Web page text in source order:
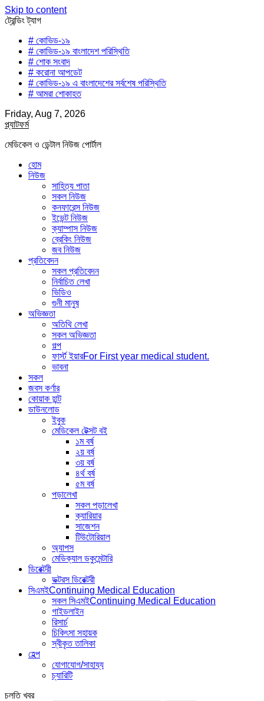
Skip to content
ট্রেন্ডিং ট্যাগ
# কোভিড-১৯
# কোভিড-১৯ বাংলাদেশ পরিস্থিতি
# শোক সংবাদ
# করোনা আপডেট
# কোভিড-১৯ এ বাংলাদেশের সর্বশেষ পরিস্থিতি
# আমরা শোকাহত
Friday, Aug 7, 2026
প্ল্যাটফর্ম
মেডিকেল ও ডেন্টাল নিউজ পোর্টাল
হোম
নিউজ
সাহিত্য পাতা
সকল নিউজ
কনফারেন্স নিউজ
ইভেন্ট নিউজ
ক্যাম্পাস নিউজ
ব্রেকিং নিউজ
জব নিউজ
প্রতিবেদন
সকল প্রতিবেদন
নির্বাচিত লেখা
ভিডিও
গুনী মানুষ
অভিজ্ঞতা
অতিথি লেখা
সকল অভিজ্ঞতা
গল্প
ফার্স্ট ইয়ারFor First year medical student.
ভাবনা
সকল
জবস কর্ণার
কোয়াক হান্ট
ডাউনলোড
ইবুক
মেডিকেল টেক্সট বই
১ম বর্ষ
২য় বর্ষ
৩য় বর্ষ
৪র্থ বর্ষ
৫ম বর্ষ
পড়ালেখা
সকল পড়ালেখা
ক্যারিয়ার
সাজেশন
টিউটোরিয়াল
অ্যাপস
মেডিক্যাল ডকুমেন্টারি
ডিরেক্টরী
ডক্টরস ডিরেক্টরী
সিএমইContinuing Medical Education
সকল সিএমইContinuing Medical Education
গাইডলাইন
রিসার্চ
চিকিৎসা সহায়ক
স্বীকৃত তালিকা
হেল্প
যোগাযোগ/সাহায্য
চ্যারিটি
চলতি খবর